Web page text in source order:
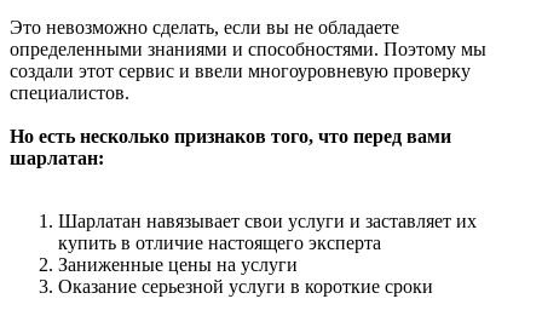
Это невозможно сделать, если вы не обладаете
определенными знаниями и способностями. Поэтому мы
создали этот сервис и ввели многоуровневую проверку
специалистов.
Но есть несколько признаков того, что перед вами
шарлатан:
Шарлатан навязывает свои услуги и заставляет их
купить в отличие настоящего эксперта
Заниженные цены на услуги
Оказание серьезной услуги в короткие сроки